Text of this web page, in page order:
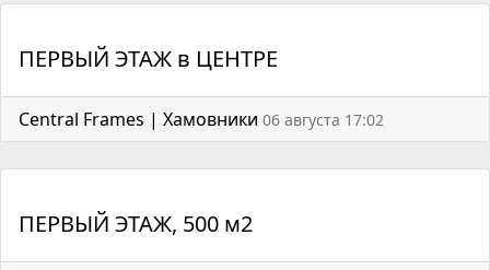
ПЕРВЫЙ ЭТАЖ в ЦЕНТРЕ
Central Frames | Хамовники 06 августа 17:02
ПЕРВЫЙ ЭТАЖ, 500 м2